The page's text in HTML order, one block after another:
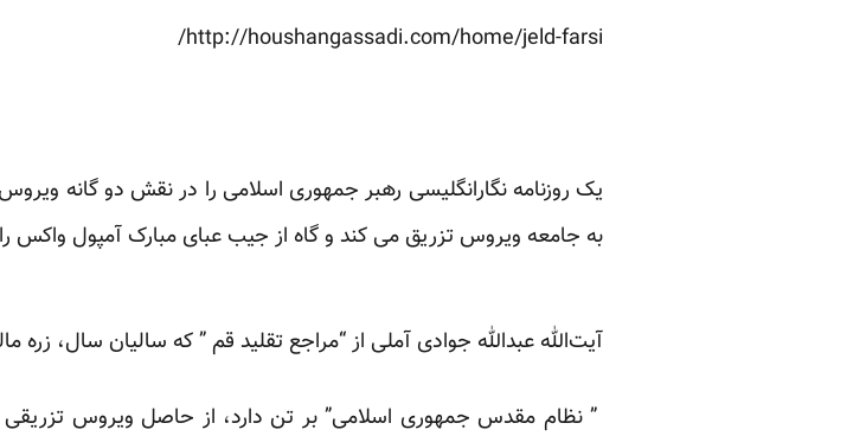
http://houshangassadi.com/home/jeld-farsi/
یک روزنامه نگارانگلیسی رهبر جمهوری اسلامی را در نقش دو گانه
به جامعه ویروس تزریق می کند و گاه از جیب عبای مبارک آمپول واکس
آیت‌الله عبدالله جوادی آملی از “مراجع تقلید قم ” که سالیان سال، زره
” نظام مقدس جمهوری اسلامی” بر تن دارد، از حاصل ویروس